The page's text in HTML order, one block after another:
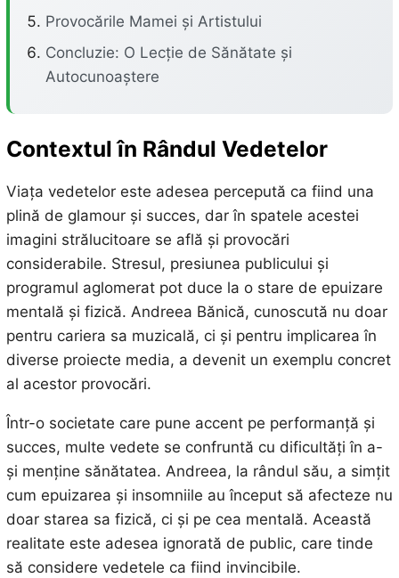
Provocările Mamei și Artistului
Concluzie: O Lecție de Sănătate și
Autocunoaștere
Contextulîn Rândul Vedetelor
Viața vedetelor este adesea percepută ca fiind una
plină de glamour și succes, dar în spatele acestei
imagini strălucitoare se află și provocări
considerabile. Stresul, presiunea publicului și
programul aglomerat pot duce la o stare de epuizare
mentală și fizică. Andreea Bănică, cunoscută nu doar
pentru cariera sa muzicală, ci și pentru implicarea în
diverse proiecte media, a devenit un exemplu concret
al acestor provocări.
Într-o societate care pune accent pe performanță și
succes, multe vedete se confruntă cu dificultăți în a-
și menține sănătatea. Andreea, la rândul său, a simțit
cum epuizarea și insomniile au început să afecteze nu
doar starea sa fizică, ci și pe cea mentală. Această
realitate este adesea ignorată de public, care tinde
să considere vedetele ca fiind invincibile.